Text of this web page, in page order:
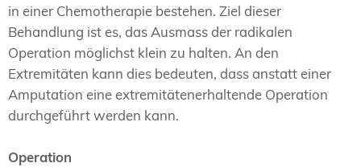
in einer Chemotherapie bestehen. Ziel dieser
Behandlung ist es, das Ausmass der radikalen
Operation möglichst klein zu halten. An den
Extremitäten kann dies bedeuten, dass anstatt einer
Amputation eine extremitätenerhaltende Operation
durchgeführt werden kann.
Operation